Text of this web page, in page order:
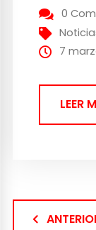
sobre el
dos
0
7
LEER